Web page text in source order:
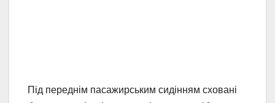
Під переднім пасажирським сидінням сховані